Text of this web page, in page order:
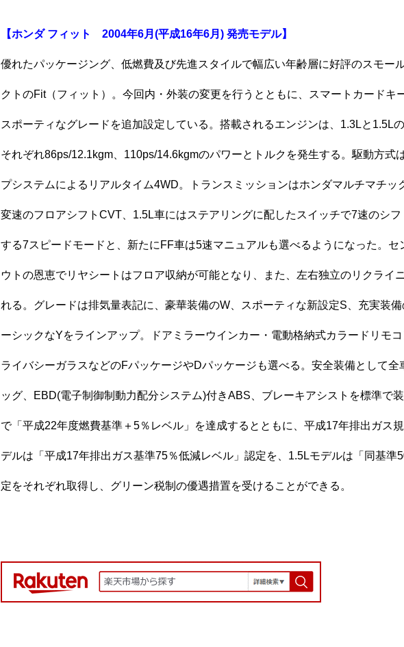
【ホンダ フィット 2004年6月(平成16年6月) 発売モデル】
優れたパッケージング、低燃費及び先進スタイルで幅広い年齢層に好評のスモー
クトのFit（フィット）。今回内・外装の変更を行うとともに、スマートカードキ
スポーティなグレードを追加設定している。搭載されるエンジンは、1.3Lと1.5L
それぞれ86ps/12.1kgm、110ps/14.6kgmのパワーとトルクを発生する。駆動方式
プシステムによるリアルタイム4WD。トランスミッションはホンダマルチマチッ
変速のフロアシフトCVT、1.5L車にはステアリングに配したスイッチで7速のシ
する7スピードモードと、新たにFF車は5速マニュアルも選べるようになった。セ
ウトの恩恵でリヤシートはフロア収納が可能となり、また、左右独立のリクライ
れる。グレードは排気量表記に、豪華装備のW、スポーティな新設定S、充実装
ーシックなYをラインアップ。ドアミラーウインカー・電動格納式カラードリモ
ライバシーガラスなどのFパッケージやDパッケージも選べる。安全装備として全
ッグ、EBD(電子制御制動力配分システム)付きABS、ブレーキアシストを標準で
で「平成22年度燃費基準＋5％レベル」を達成するとともに、平成17年排出ガス
デルは「平成17年排出ガス基準75％低減レベル」認定を、1.5Lモデルは「同基準
定をそれぞれ取得し、グリーン税制の優遇措置を受けることができる。